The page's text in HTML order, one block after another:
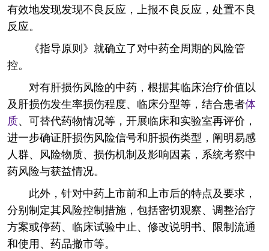
有效地发现发现不良反应，上报不良反应，处置不良
反应。
《指导原则》就确立了对中药全周期的风险管
控。
对有肝损伤风险的中药，根据其临床治疗价值以
及肝损伤发生率损伤程度、临床分型等，结合患者体
质、可替代药物情况等，开展临床和实验室再评价，
进一步确证肝损伤风险信号和肝损伤类型，阐明易感
人群、风险物质、损伤机制及影响因素，系统考察中
药风险与获益情况。
此外，针对中药上市前和上市后的特点及要求，
分别制定其风险控制措施，包括密切观察、调整治疗
方案或停药、临床试验中止、修改说明书、限制流通
和使用、药品撤市等。